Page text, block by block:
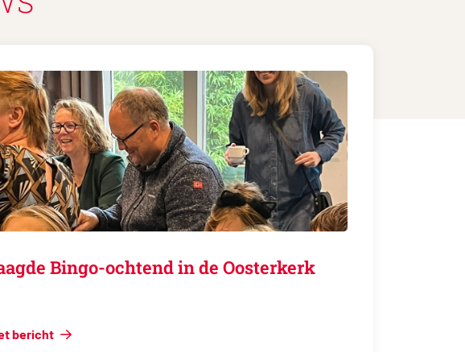
Bingo-ochtend in de Oosterkerk
bericht